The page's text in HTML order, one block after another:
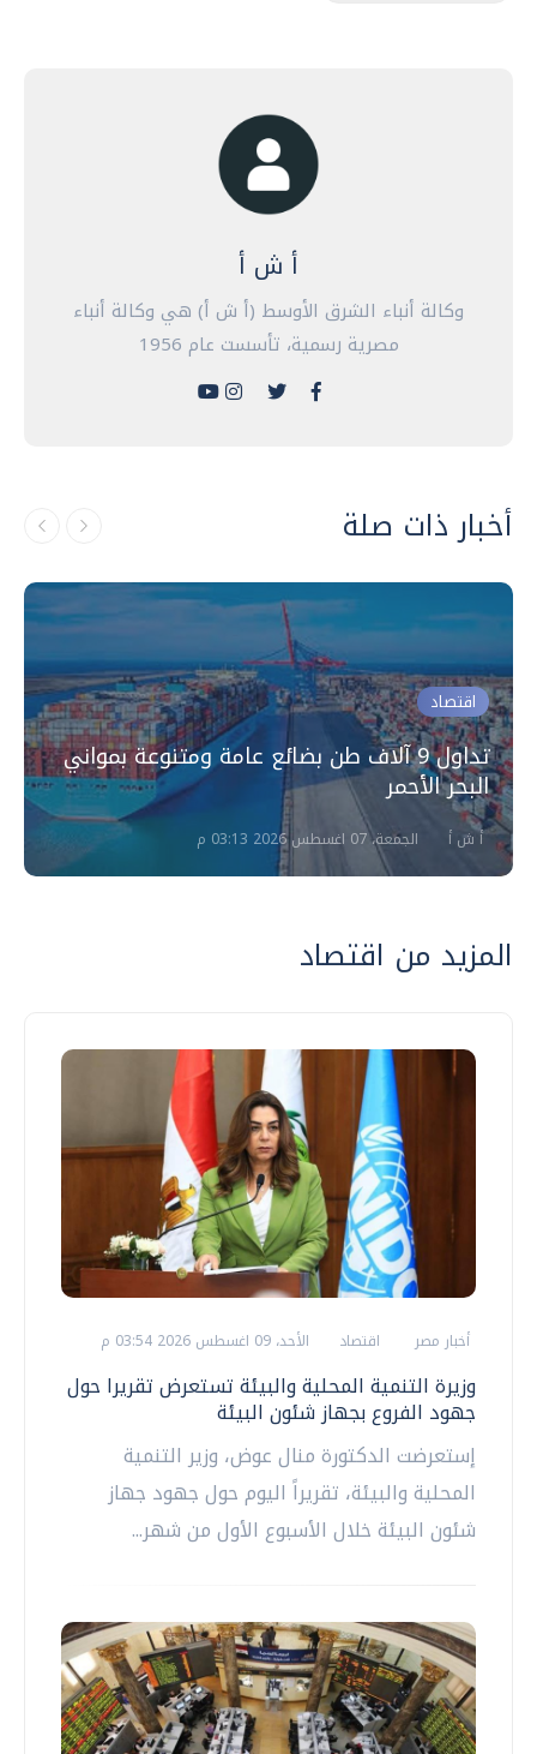
أ ش أ
وكالة أنباء الشرق الأوسط (أ ش أ) هي وكالة أنباء
مصرية رسمية، تأسست عام 1956
أخبار ذات صلة
اقتصاد
تداول 9 آلاف طن بضائع عامة ومتنوعة بمواني
البحر الأحمر
أ ش أ الجمعة، 07 اغسطس 2026 03:13 م
المزيد من اقتصاد
أخبار مصر اقتصاد الأحد، 09 اغسطس 2026 03:54 م
وزيرة التنمية المحلية والبيئة تستعرض تقريرا حول
جهود الفروع بجهاز شئون البيئة
إستعرضت الدكتورة منال عوض، وزير التنمية
المحلية والبيئة، تقريراً اليوم حول جهود جهاز
شئون البيئة خلال الأسبوع الأول من شهر...